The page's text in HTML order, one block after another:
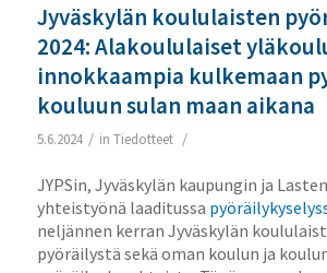
Jyväskylän koululaisten
2024: Alakoululaiset
innokkaampia kulkemaan
kouluun sulan maan aikana
5.6.2024 / in Tiedotteet /
JYPSin, Jyväskylän kaupungin ja
yhteistyönä laaditussa
neljännen kerran Jyväskylän
pyöräilystä sekä oman koulun ja